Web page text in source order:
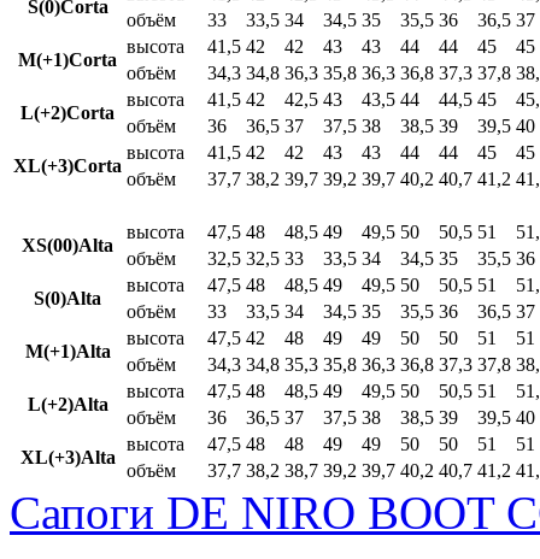
S(0)Corta
объём
33 33,5 34 34,5 35 35,5 36 36,5 37
M(+1)Corta
высота 41,5 42 42 43 43 44 44 45
45
объём
34,3 34,8 36,3 35,8 36,3 36,8 37,3 37,8
L(+2)Corta
высота 41,5 42 42,5 43 43,5 44 44,5 45
объём
36 36,5 37 37,5 38 38,5 39 39,5 40
XL(+3)Corta
высота 41,5 42 42 43 43 44 44 45
45
объём
37,7 38,2 39,7 39,2 39,7 40,2 40,7 41,2
XS(00)Alta
высота 47,5 48 48,5 49 49,5 50 50,5 51
объём
32,5 32,5 33 33,5 34 34,5 35 35,5 36
S(0)Alta
высота 47,5 48 48,5 49 49,5 50 50,5 51
объём
33 33,5 34 34,5 35 35,5 36 36,5 37
M(+1)Alta
высота 47,5 42 48 49 49 50 50 51
51
объём
34,3 34,8 35,3 35,8 36,3 36,8 37,3 37,8
L(+2)Alta
высота 47,5 48 48,5 49 49,5 50 50,5 51
объём
36 36,5 37 37,5 38 38,5 39 39,5 40
XL(+3)Alta
высота 47,5 48 48 49 49 50 50 51
51
объём
37,7 38,2 38,7 39,2 39,7 40,2 40,7 41,2
Сапоги DE NIRO BOOT